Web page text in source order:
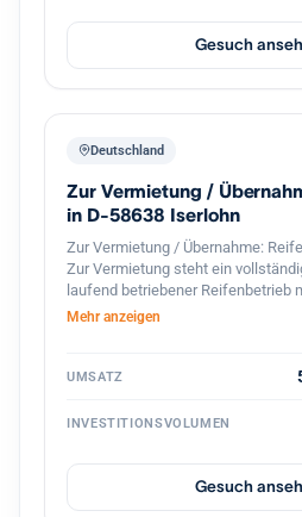
das Haus seinen Kunden eine
persönliche Betreuung vor Ort
Institut besonders gut in den
Gesuch
Deutschland
Zur Vermietung /
in D-58638 Iserlohn
Zur Vermietung / Übernahme:
Zur Vermietung steht ein
laufend betriebener Reifenbetrieb
Kundenstruktur und etabliertem
ist komplett ausgestattet und
Reifenmontage und Service aller
auch Lkw problemlos einfahren
professionelles Equipment für
Kundenstamm und laufender
Mehr anzeigen
UMSATZ
INVESTITIONSVOLUMEN
Gesuch